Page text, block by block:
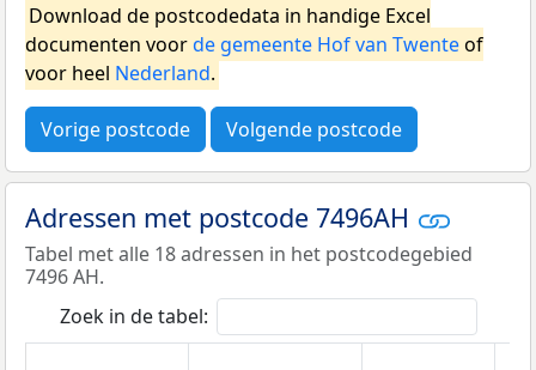
Download de postcodedata in handige Excel
documenten voorde gemeente Hof van Twenteof
voor heel Nederland.
Vorige postcode Volgende postcode
Adressen met postcode 7496AH
Tabel met alle 18 adressen in het postcodegebied
7496 AH.
Zoek in de tabel: